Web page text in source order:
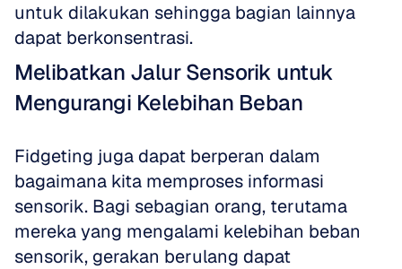
untuk dilakukan sehingga bagian lainnya
dapat berkonsentrasi.
Melibatkan Jalur Sensorik untuk
Mengurangi Kelebihan Beban
Fidgeting juga dapat berperan dalam
bagaimana kita memproses informasi
sensorik. Bagi sebagian orang, terutama
mereka yang mengalami kelebihan beban
sensorik, gerakan berulang dapat